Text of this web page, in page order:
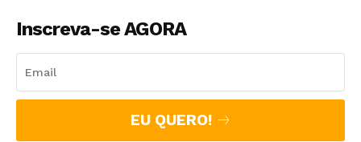
Inscreva-se AGORA
EU QUERO!